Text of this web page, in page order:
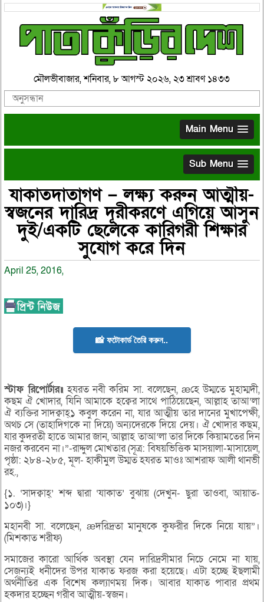
মৌলভীবাজার, শনিবার, ৮ আগস্ট ২০২৬, ২৩ শ্রাবণ ১৪৩৩
Main Menu
Sub Menu
যাকাতদাতাগণ – লক্ষ্য করুন আত্মীয়-
স্বজনের দারিদ্র দূরীকরণে এগিয়ে আসুন
দুই/একটি ছেলেকে কারিগরী শিক্ষার
সুযোগ করে দিন
April 25, 2016,
📸 ফটোকার্ড তৈরি করুন..
স্টাফ রিপোর্টার॥হযরত নবী করিম সা. বলেছেন, æহে উম্মতে মুহাম্মদী,
কছম ঐ খোদার, যিনি আমাকে হক্বের সাথে পাঠিয়েছেন, আল্লাহ তাআ’লা
ঐ ব্যক্তির সাদক্বাহ্১ কবুল করেন না, যার আত্মীয় তার দানের মুখাপেক্ষী,
অথচ সে (তাহাদিগকে না দিয়ে) অন্যদেরকে দিয়ে দেয়। ঐ খোদার কছম,
যার কুদরতী হাতে আমার জান, আল্লাহ তাআ’লা তার দিকে কিয়ামতের দিন
নজর করবেন না।”-রাদ্দুল মোখতার (সূত্র: বিষয়ভিত্তিক মাসয়ালা-মাসায়েল,
পৃষ্ঠা: ২৮৪-২৮৫, মূল- হাকীমুল উম্মত হযরত মাওঃ আশরাফ আলী থানভী
রহ.,
{১. ‘সাদক্বাহ্’ শব্দ দ্বারা ‘যাকাত’ বুঝায় (দেখুন- ছুরা তাওবা, আয়াত-
১০৩)।}
মহানবী সা. বলেছেন, æদরিদ্রতা মানুষকে কুফরীর দিকে নিয়ে যায়”।
(মিশকাত শরীফ)
সমাজের কারো আর্থিক অবস্থা যেন দারিদ্রসীমার নিচে নেমে না যায়,
সেজন্যই ধনীদের উপর যাকাত ফরজ করা হয়েছে। এটা হচ্ছে ইছলামী
অর্থনীতির এক বিশেষ কল্যাণময় দিক। আবার যাকাত পাবার প্রথম
হকদার হচ্ছেন গরীব আত্মীয়-স্বজন।